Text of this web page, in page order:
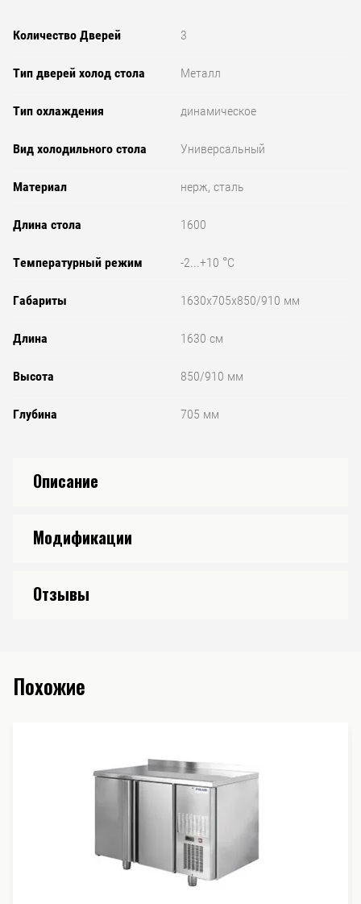
Количество Дверей 3
Тип дверей холод стола Металл
Тип охлаждения динамическое
Вид холодильного стола Универсальный
Материал нерж, сталь
Длина стола 1600
Температурный режим -2...+10 °C
Габариты 1630x705x850/910 мм
Длина 1630 см
Высота 850/910 мм
Глубина 705 мм
Описание
Модификации
Отзывы
Похожие